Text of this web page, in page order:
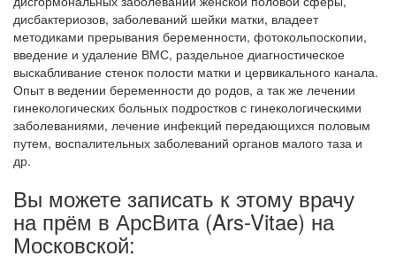
дисбактериозов, заболеваний шейки матки, владеет
методиками прерывания беременности, фотокольпоскопии,
введение и удаление ВМС, раздельное диагностическое
выскабливание стенок полости матки и цервикального канала.
Опыт в ведении беременности до родов, а так же лечении
гинекологических больных подростков с гинекологическими
заболеваниями, лечение инфекций передающихся половым
путем, воспалительных заболеваний органов малого таза и
др.
Вы можете записать к этому врачу
на прём в АрсВита (Ars-Vitae) на
Московской: